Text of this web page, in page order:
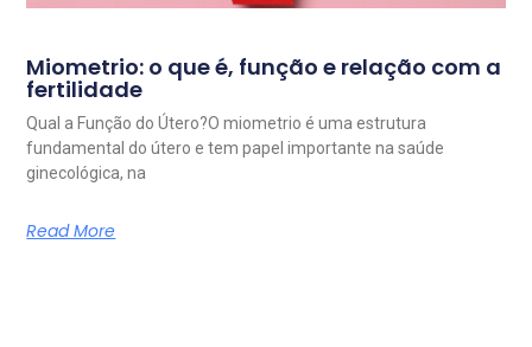
Miometrio: o que é, função e relação com a
fertilidade
Qual a Função do Útero?O miometrio é uma estrutura
fundamental do útero e tem papel importante na saúde
ginecológica, na
Read More